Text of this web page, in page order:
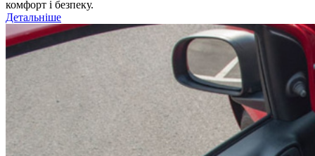
комфорт і безпеку.
Детальніше